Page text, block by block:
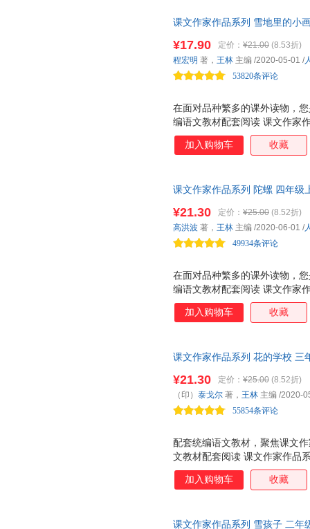
课文作家作品系列 雪地里的小
家经典阅读、课文作家面对面
在面对品种繁多的课外读物，
编语文教材配套阅读 课文作家
家，实践分级阅读，品读经典
列 是一套配合统编语文教材
按学生的阅读能力分级阅读。
有 作家和你面对面 栏目，介绍
学生的阅读与写作。 人教社经
家带你爱上阅
¥17.90 定价： ¥21.00 (8.53折)
53820条评论
程宏明 著， 王林 主编 /2020-05-01 /
加入购物车 收藏
课文作家作品系列 陀螺 四年级
在面对品种繁多的课外读物，
编语文教材配套阅读 课文作家
家，实践分级阅读，品读经典
列 是一套配合统编语文教材
按学生的阅读能力分级阅读。
有 作家和你面对面 栏目，介绍
学生的阅读与写作。 人教社经
家带你爱上阅
¥21.30 定价： ¥25.00 (8.52折)
49934条评论
高洪波 著， 王林 主编 /2020-06-01 /
加入购物车 收藏
课文作家作品系列 花的学校 三
名家经典阅读、课文作家面对
配套统编语文教材，聚焦课文
文教材配套阅读 课文作家作品
物。丛书具有如下特点： ☆与
合学生阅读的经典文章。 ☆语
音，方便学生自主阅读。 ☆正
¥21.30 定价： ¥25.00 (8.52折)
55854条评论
（印） 泰戈尔 著， 王林 主编 /2020-
加入购物车 收藏
课文作家作品系列 雪孩子 二年